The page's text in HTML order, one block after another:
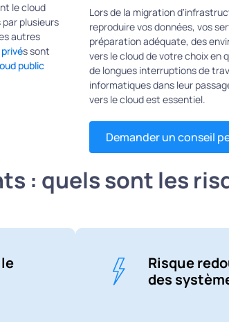
le cloud
plusieurs
autres
s sont
public
Lors de la migration
reproduire vos données, vos
préparation adéquate, des
vers le cloud de votre choix en
de longues interruptions de
informatiques dans leur
vers le cloud est essentiel.
Demander un conseil
: quels sont les
Risque
des